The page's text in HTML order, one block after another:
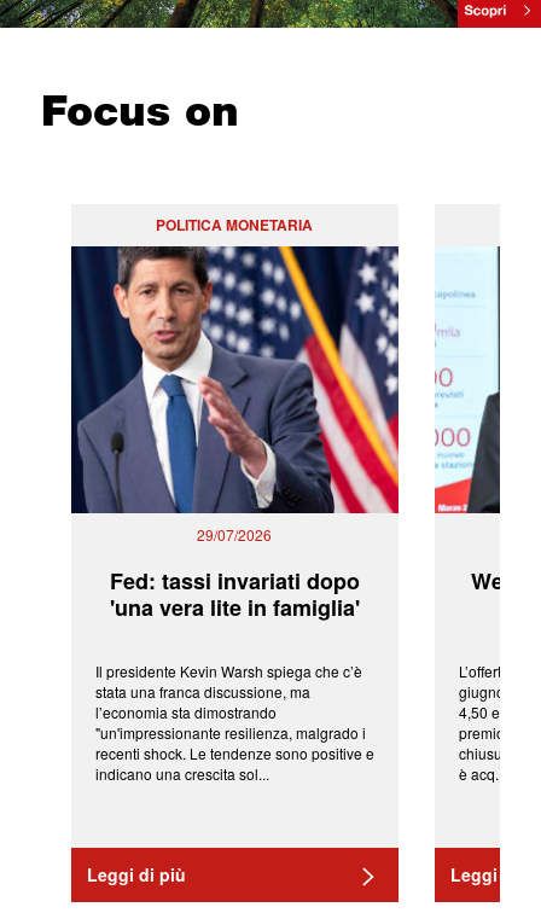
Focus on
POLITICA MONETARIA
29/07/2026
Fed: tassi invariati dopo
'una vera lite in famiglia'
Il presidente Kevin Warsh spiega che c’è
stata una franca discussione, ma
l’economia sta dimostrando
"un'impressionante resilienza, malgrado i
recenti shock. Le tendenze sono positive e
indicano una crescita sol...
Leggi di più
L’offerta
giugno da
4,50 euro
premio di
chiusura
è acq...
Leggi di